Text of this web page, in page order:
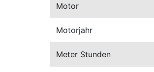
Motor
Motorjahr
Meter Stunden